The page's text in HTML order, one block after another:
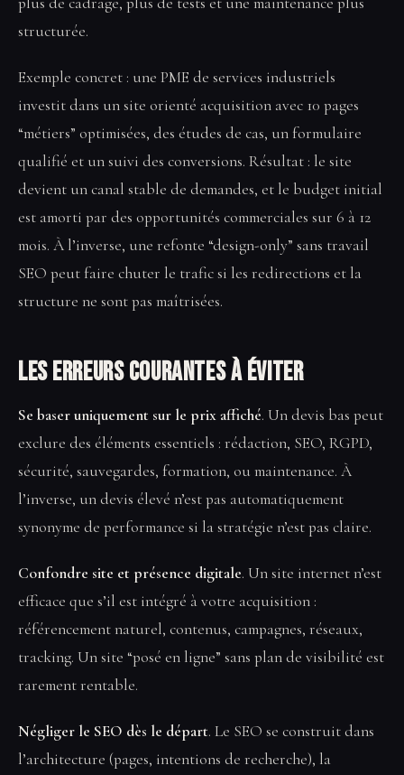
structurée.
Exemple concret : une PME de services industriels
investit dans un site orienté acquisition avec 10 pages
“métiers” optimisées, des études de cas, un formulaire
qualifié et un suivi des conversions. Résultat : le site
devient un canal stable de demandes, et le budget initial
est amorti par des opportunités commerciales sur 6 à 12
mois. À l’inverse, une refonte “design-only” sans travail
SEO peut faire chuter le trafic si les redirections et la
structure ne sont pas maîtrisées.
Les erreurs courantes à éviter
Se baser uniquement sur le prix affiché. Un devis bas peut
exclure des éléments essentiels : rédaction, SEO, RGPD,
sécurité, sauvegardes, formation, ou maintenance. À
l’inverse, un devis élevé n’est pas automatiquement
synonyme de performance si la stratégie n’est pas claire.
Confondre site et présence digitale. Un site internet n’est
efficace que s’il est intégré à votre acquisition :
référencement naturel, contenus, campagnes, réseaux,
tracking. Un site “posé en ligne” sans plan de visibilité est
rarement rentable.
Négliger le SEO dès le départ. Le SEO se construit dans
l’architecture (pages, intentions de recherche), la